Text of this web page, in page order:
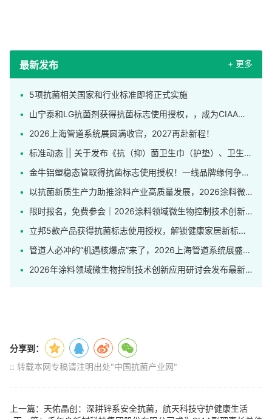
最新发布 + 更多
5项抗菌相关国家和行业标准即将正式实施
山宁泰和LG抗菌剂获得抗菌标志使用授权，，成为CIAA合格抗菌材料供应商
2026上海管道系统展圆满收官，2027再赴新程！
标准动态 || 关于发布《抗（抑）菌卫生巾（护垫）、卫生裤》团体标准的公告
金牛铝塑稳态管取得抗菌标志使用授权！一线品牌缘何争相申领这枚标识？
以抗菌新质生产力助推涂料产业高质量发展，2026涂料微生物控制技术创新应用研讨会在上海举行
限时报名，免费参会｜2026涂料领域微生物控制技术创新应用研讨会发布完整日程！
立邦5款产品获得抗菌标志使用授权，解锁健康家居新标杆！
管道人必冲的“机遇核爆点”来了，2026上海管道系统展盛大开幕！
2026年涂料领域微生物控制技术创新应用研讨会发布最新日程
分享到：
:: 转载本网专稿请注明出处"中国抗菌产业网"
上一篇：天佑晶创：深耕锌系安全抗菌，航天科技守护健康生活